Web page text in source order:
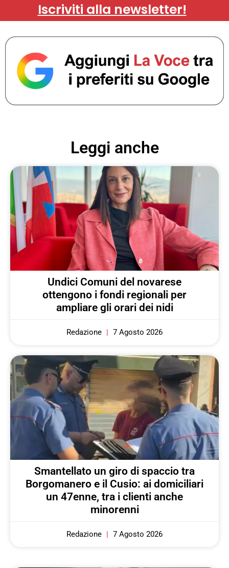
Iscriviti alla newsletter!
Leggi anche
Undici Comuni del novarese
ottengono i fondi regionali per
ampliare gli orari dei nidi
Redazione 7 Agosto 2026
Smantellato un giro di spaccio tra
Borgomanero e il Cusio: ai domiciliari
un 47enne, tra i clienti anche
minorenni
Redazione 7 Agosto 2026